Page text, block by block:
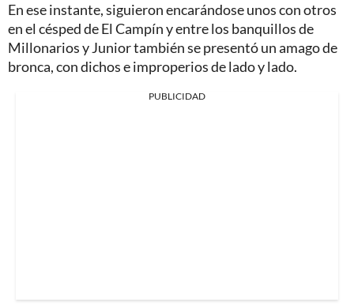
En ese instante, siguieron encarándose unos con otros
en el césped de El Campín y entre los banquillos de
Millonarios y Junior también se presentó un amago de
bronca, con dichos e improperios de lado y lado.
PUBLICIDAD